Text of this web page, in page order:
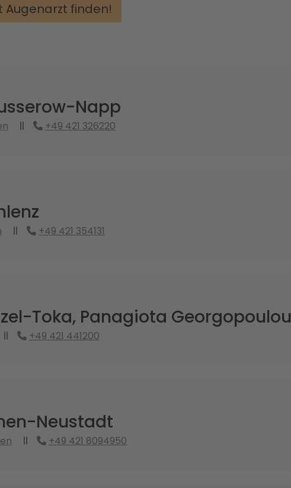
Augenarzt finden!
Napp
+49 421 326220
+49 421 354131
Toka, Panagiota Georgopoulou
+49 421 441200
Neustadt
+49 421 8094950